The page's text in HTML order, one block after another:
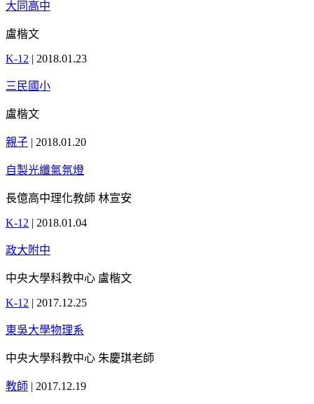
大同高中
盧楷文
K-12 | 2018.01.23
三民國小
盧楷文
親子 | 2018.01.20
自製光纖氣氛燈
長億高中理化教師 林宣安
K-12 | 2018.01.04
政大附中
中央大學科教中心 盧楷文
K-12 | 2017.12.25
東吳大學物理系
中央大學科教中心 朱慶琪老師
教師 | 2017.12.19